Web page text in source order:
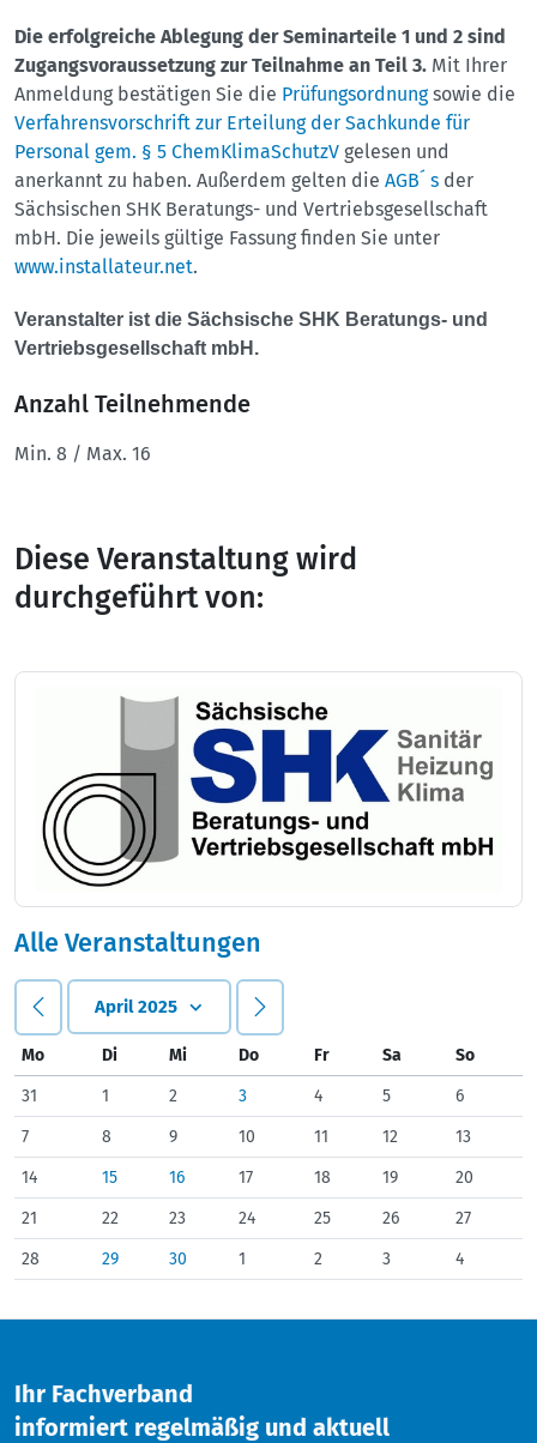
Die erfolgreiche Ablegung der Seminarteile 1 und 2 sind
Zugangsvoraussetzung zur Teilnahme an Teil 3. Mit Ihrer
Anmeldung bestätigen Sie die Prüfungsordnungsowie die
Verfahrensvorschrift zur Erteilung der Sachkunde für
Personal gem. § 5 ChemKlimaSchutzV gelesen und
anerkannt zu haben. Außerdem gelten die AGB´ s der
Sächsischen SHK Beratungs- und Vertriebsgesellschaft
mbH. Die jeweils gültige Fassung finden Sie unter
www.installateur.net.
Veranstalter ist die Sächsische SHK Beratungs- und
Vertriebsgesellschaft mbH.
Anzahl Teilnehmende
Min. 8 / Max. 16
Diese Veranstaltung wird
durchgeführt von:
Alle Veranstaltungen
April 2025
Mo Di Mi Do Fr Sa
So
31
1 2 3 4 5
6
7
8 9 10 11 12
13
14
15 16 17 18 19
20
21
22 23 24 25 26
27
28
29 30 1 2 3 4
Ihr Fachverband
informiert regelmäßig und aktuell